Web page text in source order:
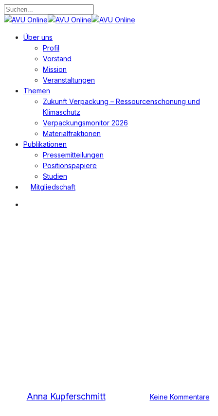
Zum
Hauptinhalt
Suche
Suchen
Menü
Über uns
Profil
Vorstand
Mission
Veranstaltungen
Themen
Zukunft Verpackung – Ressourcenschonung und
Klimaschutz
Verpackungsmonitor 2026
Materialfraktionen
Publikationen
Pressemitteilungen
Positionspapiere
Studien
Mitgliedschaft
Anna Kupferschmitt30. April 2024 Keine Kommentare